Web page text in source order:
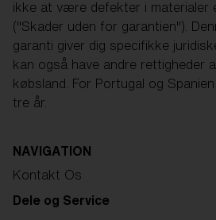
ikke at være defekter i materialer
("Skader uden for garantien").
garanti giver dig specifikke
kan også have andre rettigheder
købsland. For Portugal og
tre år.
NAVIGATION
Kontakt Os
Dele og Service